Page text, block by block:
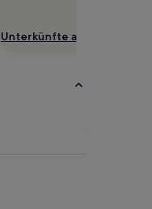
Unterkünfte anzeigen